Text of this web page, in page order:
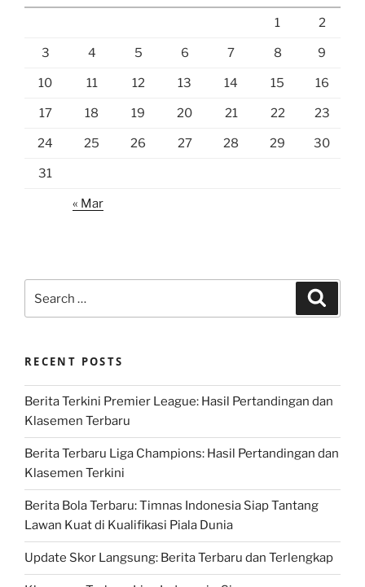
1 2
3 4 5 6 7 8 9
10 11 12 13 14 15 16
17 18 19 20 21 22 23
24 25 26 27 28 29 30
31
« Mar
for:
RECENT POSTS
Berita Terkini Premier League: Hasil Pertandingan dan
Klasemen Terbaru
Berita Terbaru Liga Champions: Hasil Pertandingan dan
Klasemen Terkini
Berita Bola Terbaru: Timnas Indonesia Siap Tantang
Lawan Kuat di Kualifikasi Piala Dunia
Update Skor Langsung: Berita Terbaru dan Terlengkap